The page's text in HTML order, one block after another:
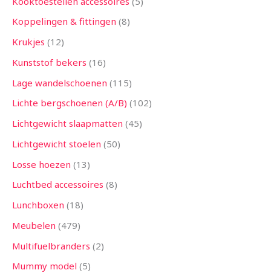
Koppelingen & fittingen 8
Krukjes 12
Kunststof bekers 16
Lage wandelschoenen 115
Lichte bergschoenen (A/B) 102
Lichtgewicht slaapmatten 45
Lichtgewicht stoelen 50
Losse hoezen 13
Luchtbed accessoires 8
Lunchboxen 18
Meubelen 479
Multifuelbranders 2
Mummy model 5